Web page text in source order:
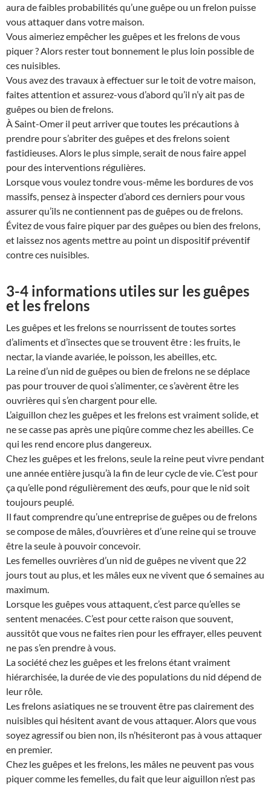
aura de faibles probabilités qu’une guêpe ou un frelon puisse
vous attaquer dans votre maison.
Vous aimeriez empêcher les guêpes et les frelons de vous
piquer ? Alors rester tout bonnement le plus loin possible de
ces nuisibles.
Vous avez des travaux à effectuer sur le toit de votre maison,
faites attention et assurez-vous d’abord qu’il n’y ait pas de
guêpes ou bien de frelons.
À Saint-Omer il peut arriver que toutes les précautions à
prendre pour s’abriter des guêpes et des frelons soient
fastidieuses. Alors le plus simple, serait de nous faire appel
pour des interventions régulières.
Lorsque vous voulez tondre vous-même les bordures de vos
massifs, pensez à inspecter d’abord ces derniers pour vous
assurer qu’ils ne contiennent pas de guêpes ou de frelons.
Évitez de vous faire piquer par des guêpes ou bien des frelons,
et laissez nos agents mettre au point un dispositif préventif
contre ces nuisibles.
3-4 informations utiles sur les guêpes
et les frelons
Les guêpes et les frelons se nourrissent de toutes sortes
d’aliments et d’insectes que se trouvent être : les fruits, le
nectar, la viande avariée, le poisson, les abeilles, etc.
La reine d’un nid de guêpes ou bien de frelons ne se déplace
pas pour trouver de quoi s’alimenter, ce s’avèrent être les
ouvrières qui s’en chargent pour elle.
L’aiguillon chez les guêpes et les frelons est vraiment solide, et
ne se casse pas après une piqûre comme chez les abeilles. Ce
qui les rend encore plus dangereux.
Chez les guêpes et les frelons, seule la reine peut vivre pendant
une année entière jusqu’à la fin de leur cycle de vie. C’est pour
ça qu’elle pond régulièrement des œufs, pour que le nid soit
toujours peuplé.
Il faut comprendre qu’une entreprise de guêpes ou de frelons
se compose de mâles, d’ouvrières et d’une reine qui se trouve
être la seule à pouvoir concevoir.
Les femelles ouvrières d’un nid de guêpes ne vivent que 22
jours tout au plus, et les mâles eux ne vivent que 6 semaines au
maximum.
Lorsque les guêpes vous attaquent, c’est parce qu’elles se
sentent menacées. C’est pour cette raison que souvent,
aussitôt que vous ne faites rien pour les effrayer, elles peuvent
ne pas s’en prendre à vous.
La société chez les guêpes et les frelons étant vraiment
hiérarchisée, la durée de vie des populations du nid dépend de
leur rôle.
Les frelons asiatiques ne se trouvent être pas clairement des
nuisibles qui hésitent avant de vous attaquer. Alors que vous
soyez agressif ou bien non, ils n’hésiteront pas à vous attaquer
en premier.
Chez les guêpes et les frelons, les mâles ne peuvent pas vous
piquer comme les femelles, du fait que leur aiguillon n’est pas